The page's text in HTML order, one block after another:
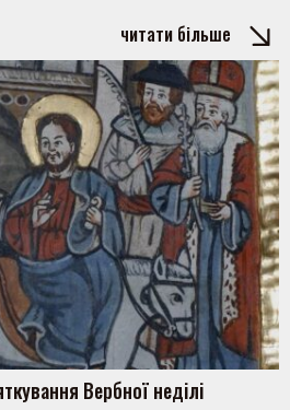
читати більше
Вербної неділі